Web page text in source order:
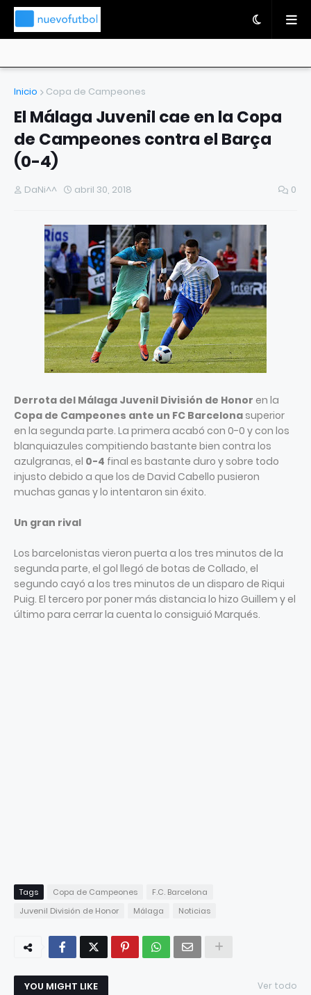
Inicio Copa de Campeones
El Málaga Juvenil cae en la Copa
de Campeones contra el Barça
(0-4)
DaNi^^ abril 30, 2018 0
Derrota del Málaga Juvenil División de Honor en la
Copa de Campeones ante un FC Barcelona superior
en la segunda parte. La primera acabó con 0-0 y con los
blanquiazules compitiendo bastante bien contra los
azulgranas, el 0-4 final es bastante duro y sobre todo
injusto debido a que los de David Cabello pusieron
muchas ganas y lo intentaron sin éxito.
Un gran rival
Los barcelonistas vieron puerta a los tres minutos de la
segunda parte, el gol llegó de botas de Collado, el
segundo cayó a los tres minutos de un disparo de Riqui
Puig. El tercero por poner más distancia lo hizo Guillem y el
último para cerrar la cuenta lo consiguió Marqués.
Tags Copa de Campeones
F.C. Barcelona
Juvenil División de Honor
Málaga Noticias
YOU MIGHT LIKE Ver todo